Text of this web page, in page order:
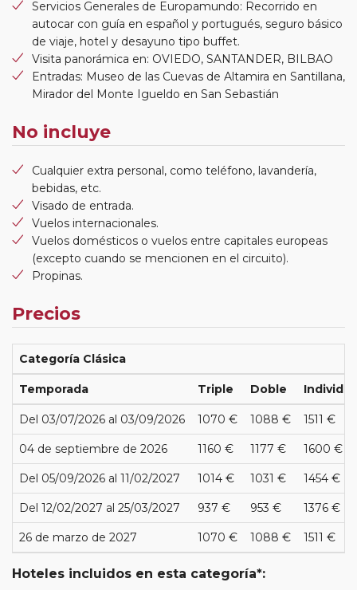
Servicios Generales de Europamundo: Recorrido en
autocar con guía en español y portugués, seguro básico
de viaje, hotel y desayuno tipo buffet.
Visita panorámica en: OVIEDO, SANTANDER, BILBAO
Entradas: Museo de las Cuevas de Altamira en Santillana,
Mirador del Monte Igueldo en San Sebastián
No incluye
Cualquier extra personal, como teléfono, lavandería,
bebidas, etc.
Visado de entrada.
Vuelos internacionales.
Vuelos domésticos o vuelos entre capitales europeas
(excepto cuando se mencionen en el circuito).
Propinas.
Precios
Categoría Clásica
Temporada Triple Doble
Del 03/07/2026 al 03/09/2026 1070 € 1088 € 1511 €
04 de septiembre de 2026 1160 € 1177 € 1600 €
Del 05/09/2026 al 11/02/2027 1014 € 1031 € 1454 €
Del 12/02/2027 al 25/03/2027 937 € 953 € 1376 €
26 de marzo de 2027 1070 € 1088 € 1511 €
Hoteles incluidos en esta categoría*: